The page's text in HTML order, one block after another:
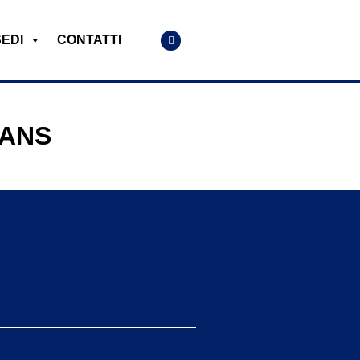
CONTATTI